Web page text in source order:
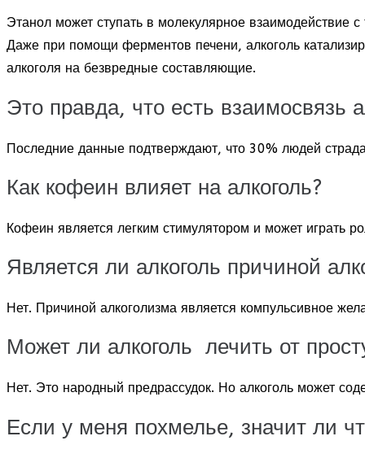
Этанол может ступать в молекулярное взаимодействие
Даже при помощи ферментов печени, алкоголь
алкоголя на безвредные составляющие.
Это правда, что есть взаимосвязь
Последние данные подтверждают, что 30% людей
Как кофеин влияет на алкоголь?
Кофеин является легким стимулятором и может играть
Является ли алкоголь причиной
Нет. Причиной алкоголизма является компульсивное
Может ли алкоголь лечить от
Нет. Это народный предрассудок. Но алкоголь может
Если у меня похмелье, значит ли